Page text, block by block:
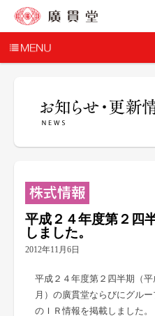
平成２４年度第２四
しました。
2012年11月6日
平成２４年度第２四半期（
月）の廣貫堂ならびにグルー
のＩＲ情報を掲載しました。